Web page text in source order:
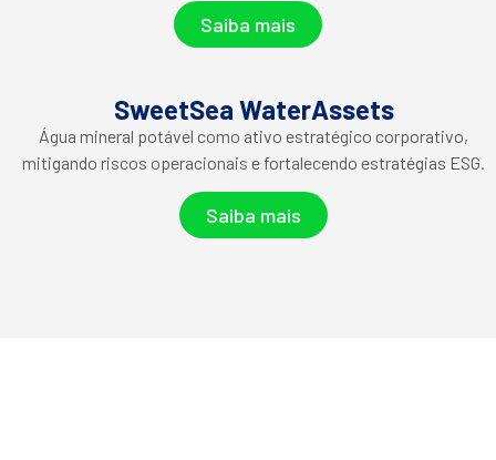
Saiba mais
SweetSea WaterAssets
Água mineral potável como ativo estratégico corporativo,
mitigando riscos operacionais e fortalecendo estratégias ESG.
Saiba mais